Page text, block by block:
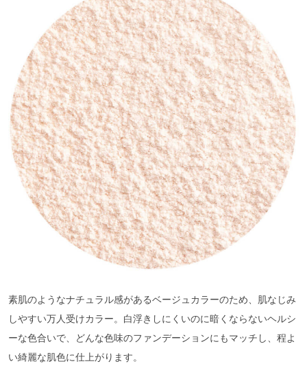
素肌のようなナチュラル感があるベージュカラーのため、肌なじみ
しやすい万人受けカラー。白浮きしにくいのに暗くならないヘルシ
ーな色合いで、どんな色味のファンデーションにもマッチし、程よ
い綺麗な肌色に仕上がります。